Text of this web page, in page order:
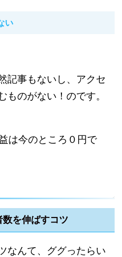
い
記事もないし、アクセ
ものがない！のです。
は今のところ０円で
を伸ばすコツ
なんて、ググったらい